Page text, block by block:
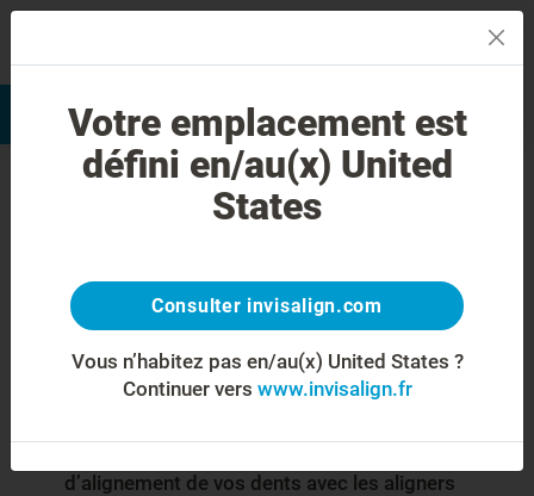
Evaluation du sourire Trouver un praticien
Commencez votre
transparents
Invisalign® à
Boulogne-Billancourt!
d’alignement de vos dents avec les aligners
Votre emplacement est
défini en/au(x) United
States
Consulter invisalign.com
Vous n’habitez pas en/au(x) United States ?
Continuer vers www.invisalign.fr